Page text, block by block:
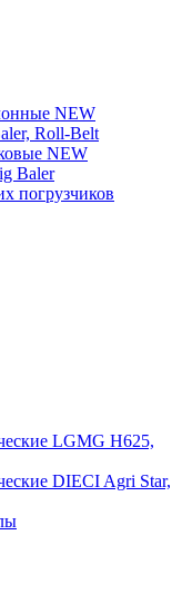
NEW
Roll-Belt
NEW
Baler
погрузчиков
LGMG H625,
DIECI Agri Star,